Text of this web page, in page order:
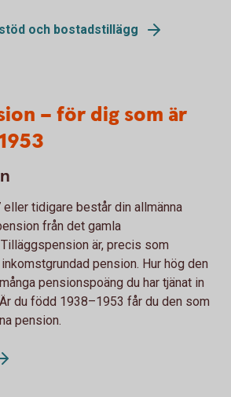
och bostadstillägg
– för dig som är
tidigare består din allmänna
från det gamla
är, precis som
pension. Hur hög den
pensionspoäng du har tjänat in
du född 1938–1953 får du den som
pension.